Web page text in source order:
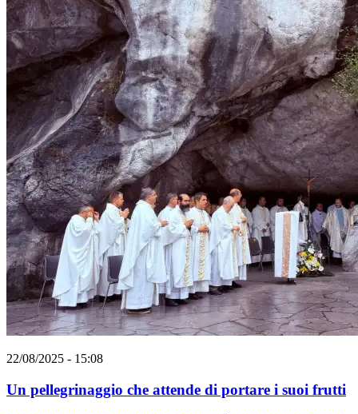
22/08/2025 - 15:08
Un pellegrinaggio che attende di portare i suoi frutti